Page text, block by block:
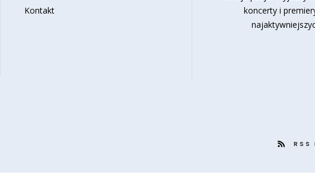
Kontakt
koncerty i
RSS